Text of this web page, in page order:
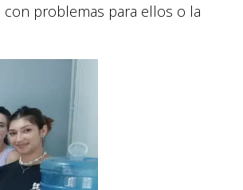
problemas para ellos o la